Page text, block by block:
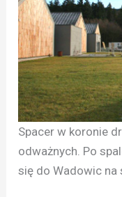
Spacer w koronie
odważnych. Po
się do Wadowic na